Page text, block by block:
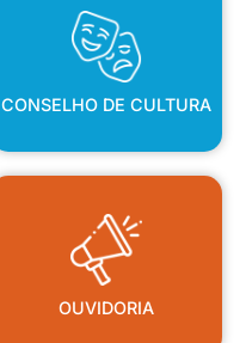
CONSELHO DE CULTURA
CONSELHO DE CULTURA
OUVIDORIA
OUVIDORIA